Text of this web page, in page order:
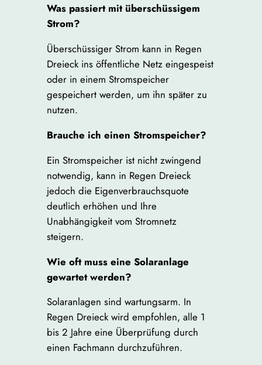
Was passiert mit überschüssigem
Strom?
Überschüssiger Strom kann in Regen
Dreieck ins öffentliche Netz eingespeist
oder in einem Stromspeicher
gespeichert werden, um ihn später zu
nutzen.
Brauche ich einen Stromspeicher?
Ein Stromspeicher ist nicht zwingend
notwendig, kann in Regen Dreieck
jedoch die Eigenverbrauchsquote
deutlich erhöhen und Ihre
Unabhängigkeit vom Stromnetz
steigern.
Wie oft muss eine Solaranlage
gewartet werden?
Solaranlagen sind wartungsarm. In
Regen Dreieck wird empfohlen, alle 1
bis 2 Jahre eine Überprüfung durch
einen Fachmann durchzuführen.